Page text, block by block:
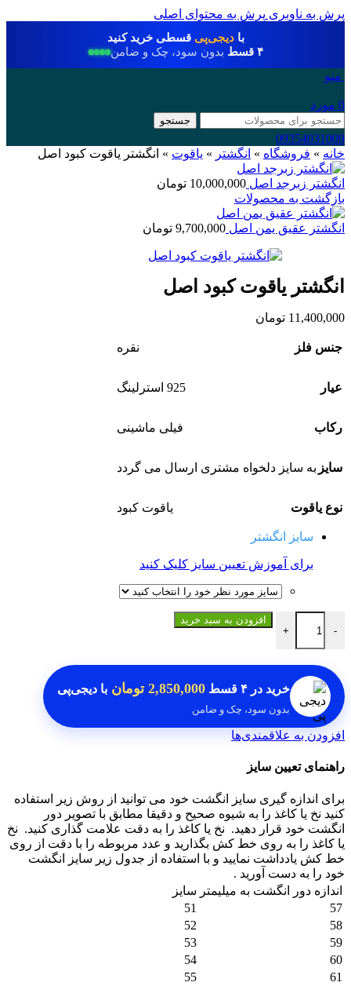
پرش به ناوبری پرش به محتوای اصلی
بادیجی‌پی قسطی خرید کنید
۴ قسط
بدون سود، چک و ضامن
منو
0 مورد
جستجو
09354031009
خانه » فروشگاه » انگشتر » یاقوت » انگشتر یاقوت کبود اصل
انگشتر زبرجد اصل 10,000,000 تومان
بازگشت به محصولات
انگشتر عقیق یمن اصل 9,700,000 تومان
انگشتر یاقوت کبود اصل
11,400,000 تومان
جنس فلز نقره
عیار 925 استرلینگ
رکاب فیلی ماشینی
سایز به سایز دلخواه مشتری ارسال می گردد
نوع یاقوت یاقوت کبود
سایز انگشتر
برای آموزش تعیین سایز کلیک کنید
-
انگشتر یاقوت کبود اصل عدد
+
افزودن به سبد خرید
خرید در ۴ قسط 2,850,000 تومان با دیجی‌پی
بدون سود، چک و ضامن
افزودن به علاقمندی‌ها
راهنمای تعیین سایز
برای اندازه گیری سایز انگشت خود می توانید از روش زیر استفاده
کنید نخ یا کاغذ را به شیوه صحیح و دقیقا مطابق با تصویر دور
انگشت خود قرار دهید. نخ یا کاغذ را به دقت علامت گذاری کنید. نخ
یا کاغذ را به روی خط کش بگذارید و عدد مربوطه را با دقت از روی
خط کش یادداشت نمایید و با استفاده از جدول زیر سایز انگشت
خود را به دست آورید .
اندازه دور انگشت به میلیمتر سایز
57
51
58
52
59
53
60
54
61
55